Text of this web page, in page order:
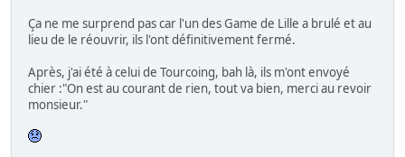
Ça ne me surprend pas car l'un des Game de Lille a brulé et au
lieu de le réouvrir, ils l'ont définitivement fermé.
Après, j'ai été à celui de Tourcoing, bah là, ils m'ont envoyé
chier :"On est au courant de rien, tout va bien, merci au revoir
monsieur."